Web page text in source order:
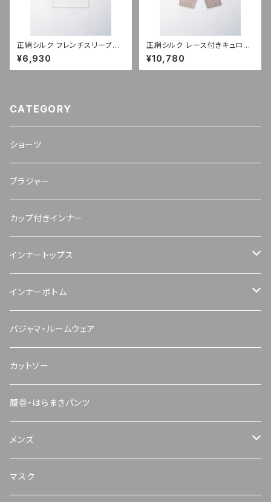
正絹シルク フレンチスリーブイ
ンナー（NT-330)
¥6,930
正絹シルク レース付きキュロッ
ト（LN-89)
¥10,780
CATEGORY
ショーツ
ブラジャー
カップ付きインナー
インナートップス
キャミソール・タンクトップ
半袖
長袖
インナーボトム
ショート丈
ロング丈
パジャマ・ルームウェア
カットソー
腹巻・はらまきパンツ
メンズ
トップス
マスク